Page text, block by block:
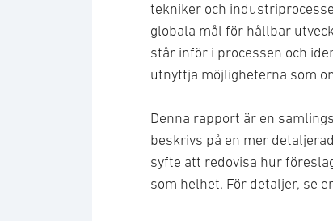
tekniker och
globala mål för hållbar
står inför i processen och
utnyttja möjligheterna som
Denna rapport är en
beskrivs på en mer
syfte att redovisa hur
som helhet. För detaljer, se